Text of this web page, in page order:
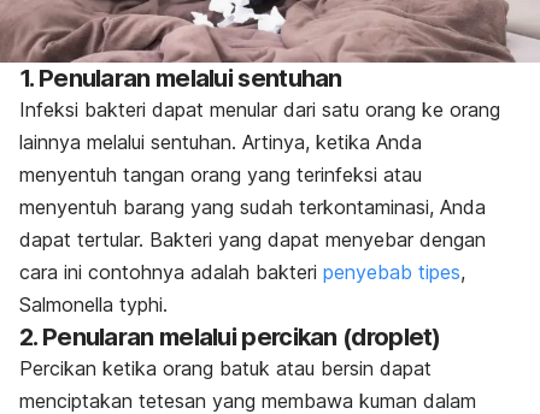
1. Penularan melalui sentuhan
Infeksi bakteri dapat menular dari satu orang ke orang
lainnya melalui sentuhan. Artinya, ketika Anda
menyentuh tangan orang yang terinfeksi atau
menyentuh barang yang sudah terkontaminasi, Anda
dapat tertular. Bakteri yang dapat menyebar dengan
cara ini contohnya adalah bakteri penyebab tipes,
Salmonella typhi.
2. Penularan melalui percikan (droplet)
Percikan ketika orang batuk atau bersin dapat
menciptakan tetesan yang membawa kuman dalam